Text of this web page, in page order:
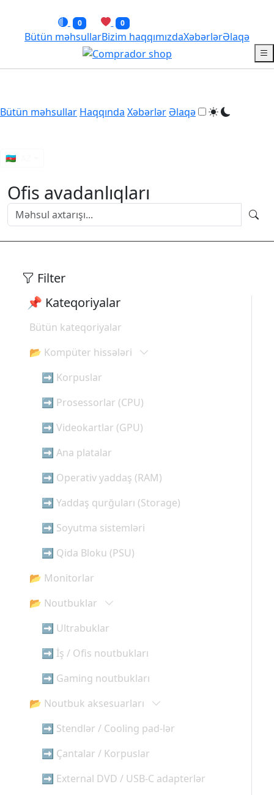
0 0
Bütün məhsullarBizim haqqımızdaXəbərlərƏlaqə
Bütün məhsullar Haqqında Xəbərlər Əlaqə
🇦🇿
Ofis avadanlıqları
Filter
📌 Kateqoriyalar
Bütün kateqoriyalar
📂 Kompüter hissələri
➡ Korpuslar
➡ Prosessorlar (CPU)
➡ Videokartlar (GPU)
➡ Ana platalar
➡ Operativ yaddaş (RAM)
➡ Yaddaş qurğuları (Storage)
➡ Soyutma sistemləri
➡ Qida Bloku (PSU)
📂 Monitorlar
📂 Noutbuklar
➡ Ultrabuklar
➡ İş / Ofis noutbukları
➡ Gaming noutbukları
📂 Noutbuk aksesuarları
➡ Stendlər / Cooling pad-lər
➡ Çantalar / Korpuslar
➡ External DVD / USB-C adapterlər